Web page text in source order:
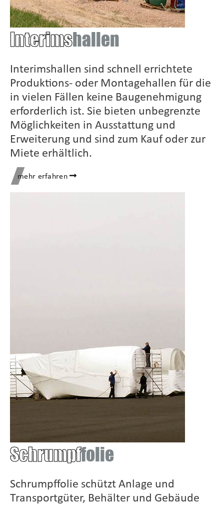
Interimshallen
Interimshallen sind schnell errichtete
Produktions- oder Montagehallen für die
in vielen Fällen keine Baugenehmigung
erforderlich ist. Sie bieten unbegrenzte
Möglichkeiten in Ausstattung und
Erweiterung und sind zum Kauf oder zur
Miete erhältlich.
mehr erfahren
Schrumpffolie
Schrumpffolie schützt Anlage und
Transportgüter, Behälter und Gebäude